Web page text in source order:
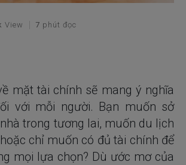
View 7 phút đọc
mặt tài chính sẽ mang ý nghĩa
với mỗi người. Bạn muốn sở
trong tương lai, muốn du lịch
chỉ muốn có đủ tài chính để
mọi lựa chọn? Dù ước mơ của